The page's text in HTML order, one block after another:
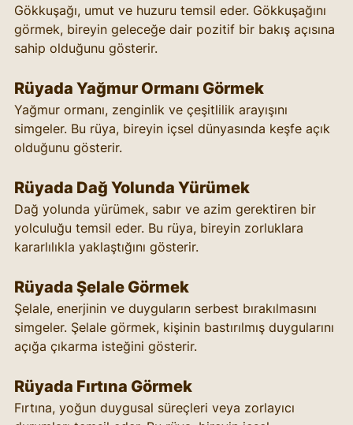
Gökkuşağı, umut ve huzuru temsil eder. Gökkuşağını
görmek, bireyin geleceğe dair pozitif bir bakış açısına
sahip olduğunu gösterir.
Rüyada Yağmur Ormanı Görmek
Yağmur ormanı, zenginlik ve çeşitlilik arayışını
simgeler. Bu rüya, bireyin içsel dünyasında keşfe açık
olduğunu gösterir.
Rüyada Dağ Yolunda Yürümek
Dağ yolunda yürümek, sabır ve azim gerektiren bir
yolculuğu temsil eder. Bu rüya, bireyin zorluklara
kararlılıkla yaklaştığını gösterir.
Rüyada Şelale Görmek
Şelale, enerjinin ve duyguların serbest bırakılmasını
simgeler. Şelale görmek, kişinin bastırılmış duygularını
açığa çıkarma isteğini gösterir.
Rüyada Fırtına Görmek
Fırtına, yoğun duygusal süreçleri veya zorlayıcı